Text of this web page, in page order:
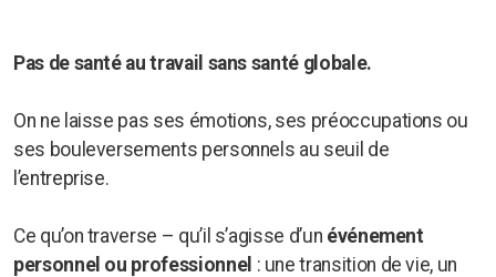
Pas de santé au travail sans santé globale.
On ne laisse pas ses émotions, ses préoccupations ou
ses bouleversements personnels au seuil de
l’entreprise.
Ce qu’on traverse – qu’il s’agisse d’un événement
personnel ou professionnel : une transition de vie, un